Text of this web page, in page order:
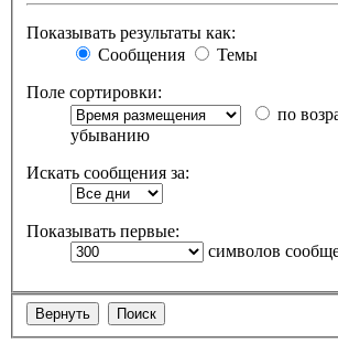
Показывать результаты как:
Сообщения
Темы
Поле сортировки:
по
убыванию
Искать сообщения за:
Показывать первые:
символов